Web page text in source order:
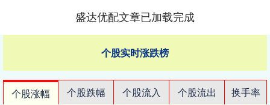
盛达优配文章已加载完成
个股实时涨跌榜
个股涨幅 个股跌幅 个股流入 个股流出
换手率